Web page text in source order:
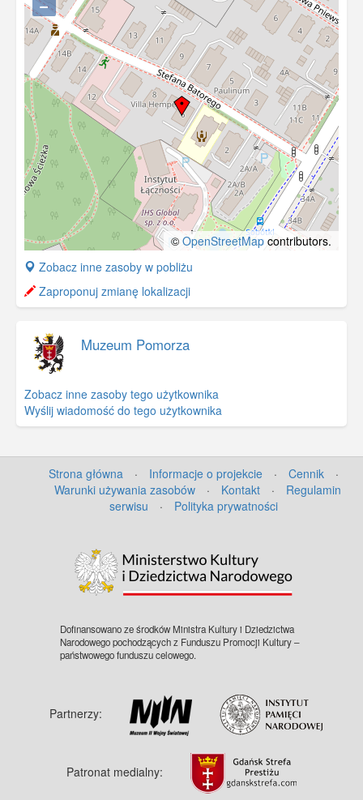
© OpenStreetMapcontributors.
+
−
Zobacz inne zasoby w pobliżu
Zaproponuj zmianę lokalizacji
Muzeum Pomorza
Zobacz inne zasoby tego użytkownika
Wyślij wiadomość do tego użytkownika
Strona główna · Informacje o projekcie · Cennik
·
Warunki używania zasobów
· Kontakt ·
Regulamin
serwisu
· Polityka prywatności
Dofinansowano ze środków Ministra Kultury i Dziedzictwa
Narodowego pochodzących z Funduszu Promocji Kultury –
państwowego funduszu celowego.
Partnerzy:
Patronat medialny: